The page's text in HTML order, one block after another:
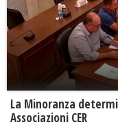
La Minoranza
Associazioni CER